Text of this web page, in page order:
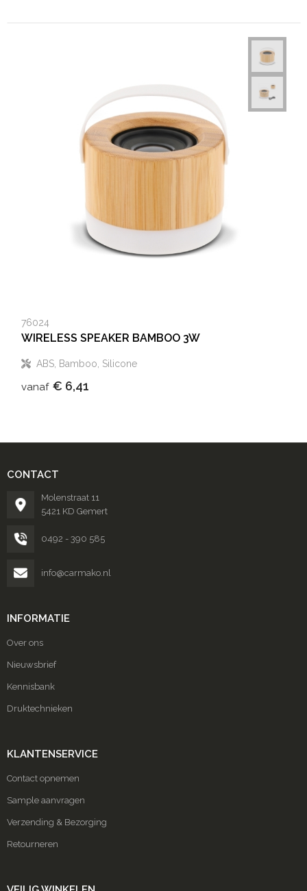
76024
WIRELESS SPEAKER BAMBOO 3W
ABS, Bamboo, Silicone
vanaf € 6,41
CONTACT
Molenstraat 11
5421 KD Gemert
0492 - 390 585
info@carmako.nl
INFORMATIE
Over ons
Nieuwsbrief
Kennisbank
Druktechnieken
KLANTENSERVICE
Contact opnemen
Sample aanvragen
Verzending & Bezorging
Retourneren